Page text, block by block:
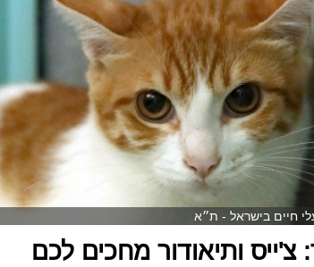
חיים בישראל - ת״א
ותיאודור מחכים לכם